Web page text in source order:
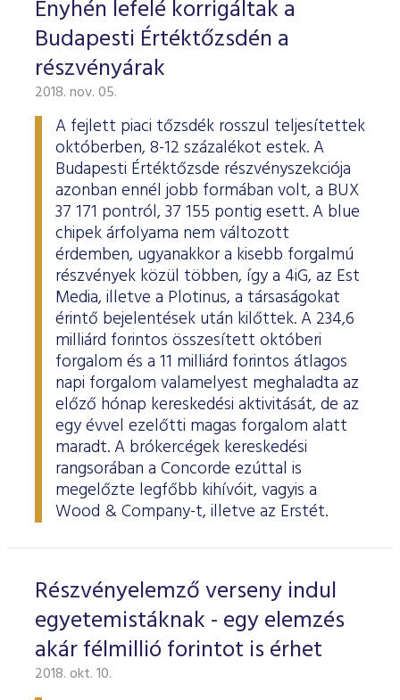
Enyhén lefelé korrigáltak a
Budapesti Értéktőzsdén a
részvényárak
2018. nov. 05.
A fejlett piaci tőzsdék rosszul teljesítettek
októberben, 8-12 százalékot estek. A
Budapesti Értéktőzsde részvényszekciója
azonban ennél jobb formában volt, a BUX
37 171 pontról, 37 155 pontig esett. A blue
chipek árfolyama nem változott
érdemben, ugyanakkor a kisebb forgalmú
részvények közül többen, így a 4iG, az Est
Media, illetve a Plotinus, a társaságokat
érintő bejelentések után kilőttek. A 234,6
milliárd forintos összesített októberi
forgalom és a 11 milliárd forintos átlagos
napi forgalom valamelyest meghaladta az
előző hónap kereskedési aktivitását, de az
egy évvel ezelőtti magas forgalom alatt
maradt. A brókercégek kereskedési
rangsorában a Concorde ezúttal is
megelőzte legfőbb kihívóit, vagyis a
Wood & Company-t, illetve az Erstét.
Részvényelemző verseny indul
egyetemistáknak - egy elemzés
akár félmillió forintot is érhet
2018. okt. 10.